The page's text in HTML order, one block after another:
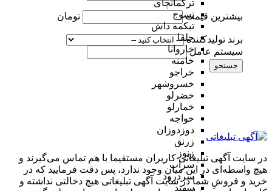
ترکمانچای
تسوج
تیکمه داش
جلفا
خاروانا
خامنه
خراجو
خسروشهر
خضرلو
خمارلو
خواجه
دوزدوزان
زرنق
زنوز
سراب
سردرود
سهند
بیشترین قیمت تومان
برند تولیدکننده
سیستم عامل
جستجو
در سایت آگهی تبلیغاتی کاربران مستقیما با هم تماس می‌گیرند و
هیچ واسطه‌ای در این میان وجود ندارد، پس دقت فرمایید که در
خرید و فروشِ شما در سایت آگهی تبلیغاتی هیچ دخالتی نداشته و